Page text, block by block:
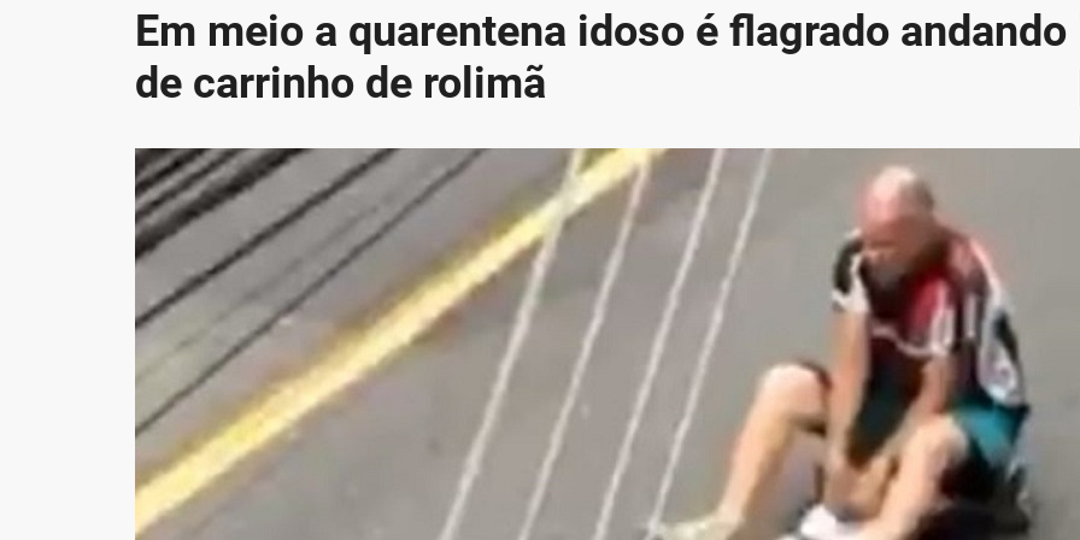
Em meio a quarentena idoso é flagrado andando
de carrinho de rolimã